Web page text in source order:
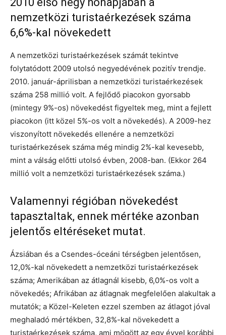
nemzetközi turistaérkezések száma
6,6%-kal növekedett
A nemzetközi turistaérkezések számát tekintve
folytatódott 2009 utolsó negyedévének pozitív trendje.
2010. január-áprilisban a nemzetközi turistaérkezések
száma 258 millió volt. A fejlődő piacokon gyorsabb
(mintegy 9%-os) növekedést figyeltek meg, mint a fejlett
piacokon (itt közel 5%-os volt a növekedés). A 2009-hez
viszonyított növekedés ellenére a nemzetközi
turistaérkezések száma még mindig 2%-kal kevesebb,
mint a válság előtti utolsó évben, 2008-ban. (Ekkor 264
millió volt a nemzetközi turistaérkezések száma.)
Valamennyi régióban növekedést
tapasztaltak, ennek mértéke azonban
jelentős eltéréseket mutat.
Ázsiában és a Csendes-óceáni térségben jelentősen,
12,0%-kal növekedett a nemzetközi turistaérkezések
száma; Amerikában az átlagnál kisebb, 6,0%-os volt a
növekedés; Afrikában az átlagnak megfelelően alakultak a
mutatók; a Közel-Keleten ezzel szemben az átlagot jóval
meghaladó mértékben, 32,8%-kal növekedett a
turistaérkezések száma, ami mögött az egy évvel korábbi